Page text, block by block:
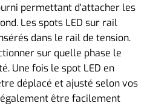
permettant d'attacher les
Les spots LED sur rail
dans le rail de tension.
sur quelle phase le
Une fois le spot LED en
déplacé et ajusté selon vos
être facilement